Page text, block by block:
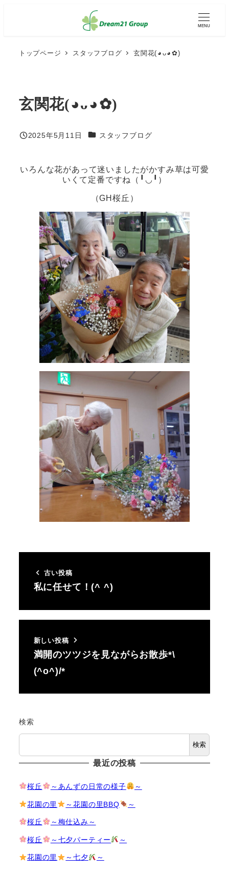
MENU
トップページ スタッフブログ 玄関花(⁠◕⁠ᴗ⁠◕⁠✿⁠)
玄関花(⁠◕⁠ᴗ⁠◕⁠✿⁠)
投稿日
2025年5月11日 カテゴリー
スタッフブログ
いろんな花があって迷いましたがかすみ草は可愛
いくて定番ですね（╹◡╹）
（GH桜丘）
古い投稿
私に任せて！(^ ^)
新しい投稿
満開のツツジを見ながらお散歩*\
(^o^)/*
検索
検索
最近の投稿
桜丘 ～あんずの日常の様子 ～
花園の里 ～花園の里BBQ ～
桜丘 ～梅仕込み～
桜丘 ～七夕パーティー ～
花園の里 ～七夕 ～